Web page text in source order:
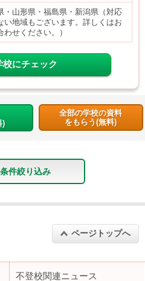
・山形県・福島県・新潟県（対応
い地域もございます。詳しくはお
わせください。）
校にチェック
)
全部の学校の資料
をもらう(無料)
件絞り込み
ページトップへ
不登校関連ニュース